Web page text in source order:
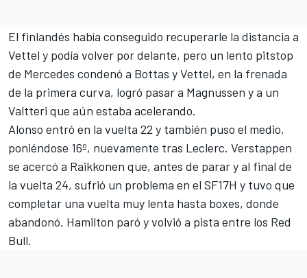
El finlandés había conseguido recuperarle la distancia a
Vettel y podía volver por delante, pero un lento pitstop
de Mercedes condenó a Bottas y Vettel, en la frenada
de la primera curva, logró pasar a Magnussen y a un
Valtteri que aún estaba acelerando.
Alonso entró en la vuelta 22 y también puso el medio,
poniéndose 16º, nuevamente tras Leclerc. Verstappen
se acercó a Raikkonen que, antes de parar y al final de
la vuelta 24, sufrió un problema en el SF17H y tuvo que
completar una vuelta muy lenta hasta boxes, donde
abandonó. Hamilton paró y volvió a pista entre los Red
Bull.